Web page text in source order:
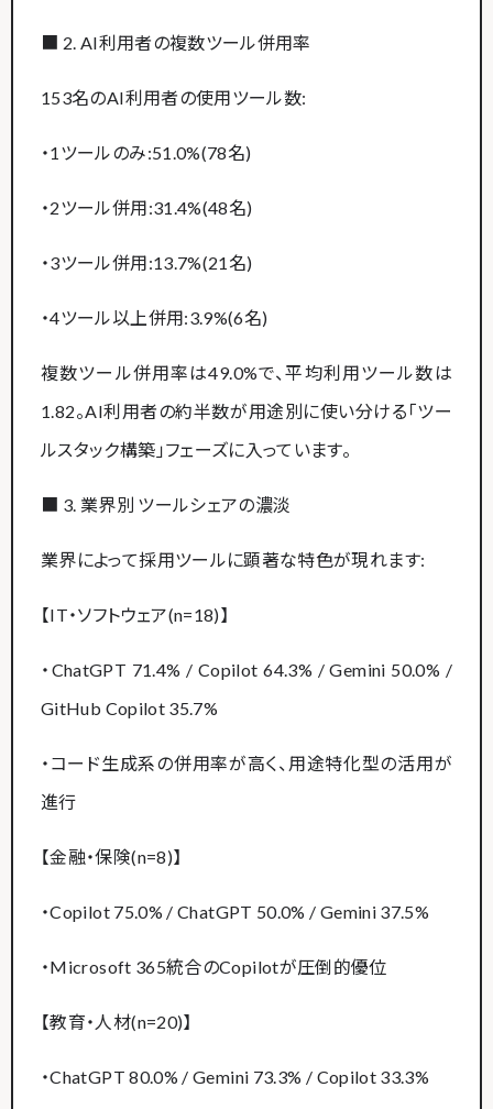
■ 2. AI利用者の複数ツール併用率
153名のAI利用者の使用ツール数:
・1ツールのみ:51.0%(78名)
・2ツール併用:31.4%(48名)
・3ツール併用:13.7%(21名)
・4ツール以上併用:3.9%(6名)
複数ツール併用率は49.0%で、平均利用ツール数は
1.82。AI利用者の約半数が用途別に使い分ける「ツー
ルスタック構築」フェーズに入っています。
■ 3. 業界別 ツールシェアの濃淡
業界によって採用ツールに顕著な特色が現れます:
【IT・ソフトウェア(n=18)】
・ChatGPT 71.4% / Copilot 64.3% / Gemini 50.0% /
GitHub Copilot 35.7%
・コード生成系の併用率が高く、用途特化型の活用が
進行
【金融・保険(n=8)】
・Copilot 75.0% / ChatGPT 50.0% / Gemini 37.5%
・Microsoft 365統合のCopilotが圧倒的優位
【教育・人材(n=20)】
・ChatGPT 80.0% / Gemini 73.3% / Copilot 33.3%